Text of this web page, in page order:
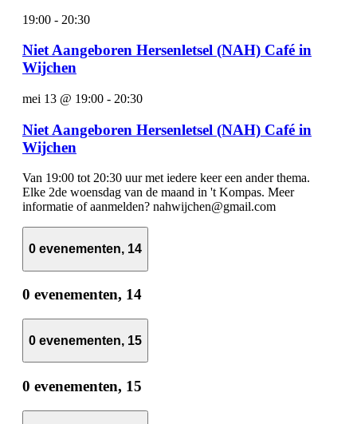
19:00 - 20:30
Niet Aangeboren Hersenletsel (NAH) Café in
Wijchen
mei 13 @ 19:00 - 20:30
Niet Aangeboren Hersenletsel (NAH) Café in
Wijchen
Van 19:00 tot 20:30 uur met iedere keer een ander thema.
Elke 2de woensdag van de maand in 't Kompas. Meer
informatie of aanmelden? nahwijchen@gmail.com
0 evenementen, 14
0 evenementen, 14
0 evenementen, 15
0 evenementen, 15